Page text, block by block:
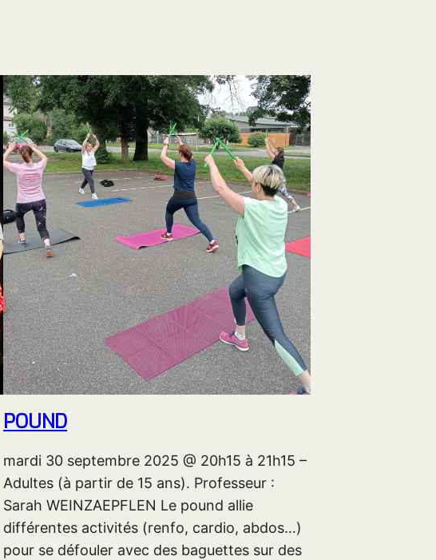
POUND
mardi 30 septembre 2025 @ 20h15 à 21h15 –
Adultes (à partir de 15 ans). Professeur :
Sarah WEINZAEPFLEN Le pound allie
différentes activités (renfo, cardio, abdos…)
pour se défouler avec des baguettes sur des